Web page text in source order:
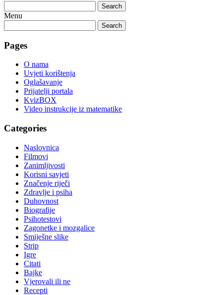
Search
Menu
Search
Pages
O nama
Uvjeti korištenja
Oglašavanje
Prijatelji portala
KvizBOX
Video instrukcije iz matematike
Categories
Naslovnica
Filmovi
Zanimljivosti
Korisni savjeti
Značenje riječi
Zdravlje i psiha
Duhovnost
Biografije
Psihotestovi
Zagonetke i mozgalice
Smiješne slike
Strip
Igre
Citati
Bajke
Vjerovali ili ne
Recepti